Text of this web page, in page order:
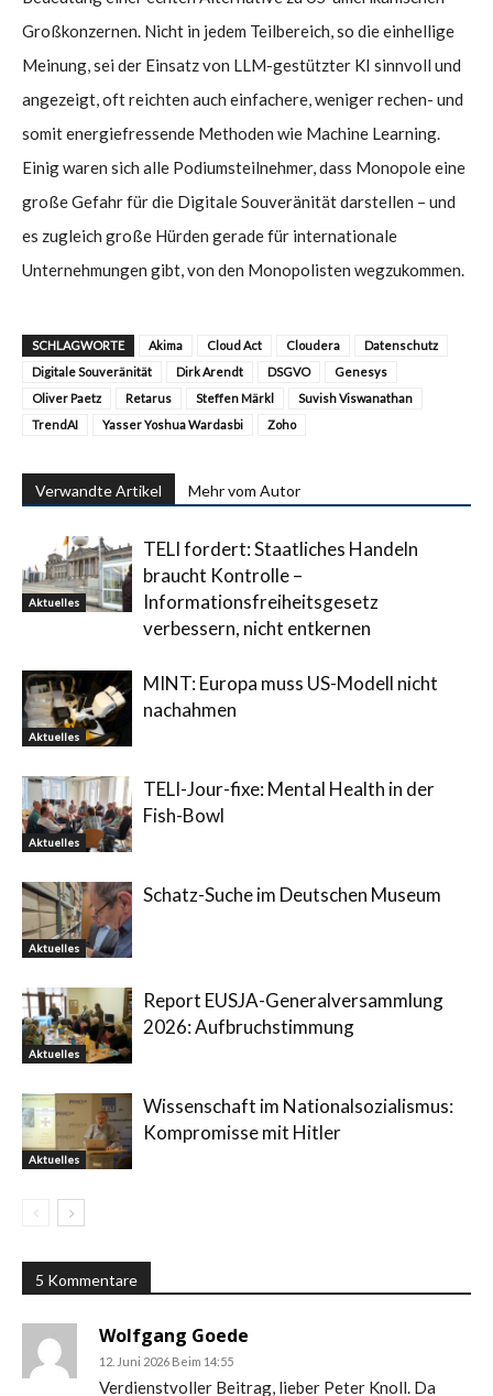
Großkonzernen. Nicht in jedem Teilbereich, so die einhellige
Meinung, sei der Einsatz von LLM-gestützter KI sinnvoll und
angezeigt, oft reichten auch einfachere, weniger rechen- und
somit energiefressende Methoden wie Machine Learning.
Einig waren sich alle Podiumsteilnehmer, dass Monopole eine
große Gefahr für die Digitale Souveränität darstellen – und
es zugleich große Hürden gerade für internationale
Unternehmungen gibt, von den Monopolisten wegzukommen.
SCHLAGWORTE Akima Cloud Act Cloudera
Datenschutz
Digitale Souveränität
Dirk Arendt DSGVO
Genesys
Oliver Paetz
Retarus Steffen Märkl
Suvish Viswanathan
TrendAI
Yasser Yoshua Wardasbi Zoho
Verwandte Artikel Mehr vom Autor
Aktuelles
TELI fordert: Staatliches Handeln
braucht Kontrolle –
Informationsfreiheitsgesetz
verbessern, nicht entkernen
Aktuelles
MINT: Europa muss US-Modell nicht
nachahmen
Aktuelles
TELI-Jour-fixe: Mental Health in der
Fish-Bowl
Aktuelles
Schatz-Suche im Deutschen Museum
Aktuelles
Report EUSJA-Generalversammlung
2026: Aufbruchstimmung
Aktuelles
Wissenschaft im Nationalsozialismus:
Kompromisse mit Hitler
5 Kommentare
Wolfgang Goede
12. Juni 2026 Beim 14:55
Verdienstvoller Beitrag, lieber Peter Knoll. Da